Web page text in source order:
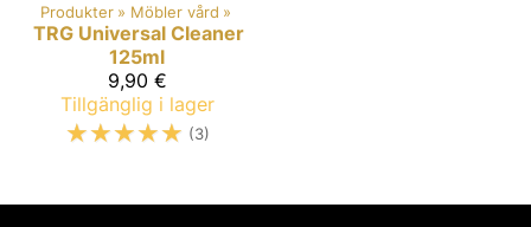
Produkter ‪» Möbler vård ‪»
TRG Universal Cleaner
125ml
9,90 €
Tillgänglig i lager
☆☆☆☆☆ (3)